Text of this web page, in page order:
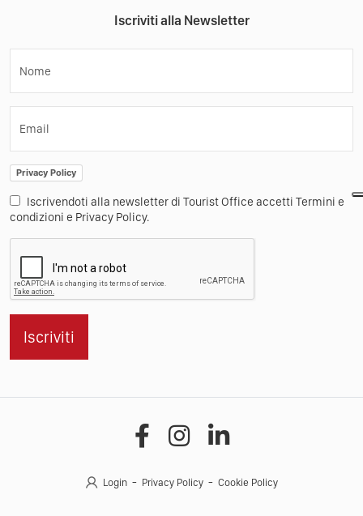
Iscriviti alla Newsletter
Nome
Email
Privacy Policy
Iscrivendoti alla newsletter di Tourist Office accetti Termini e
condizioni e Privacy Policy.
Iscriviti
Login Privacy Policy Cookie Policy